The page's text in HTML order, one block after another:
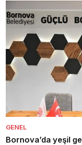
GENEL
Bornova’da yeşil